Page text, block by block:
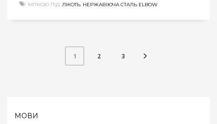
МІТКОЮ ПІД: ЛІКОТЬ, НЕРЖАВІЮЧА СТАЛЬ ELBOW
1 2 3
МОВИ